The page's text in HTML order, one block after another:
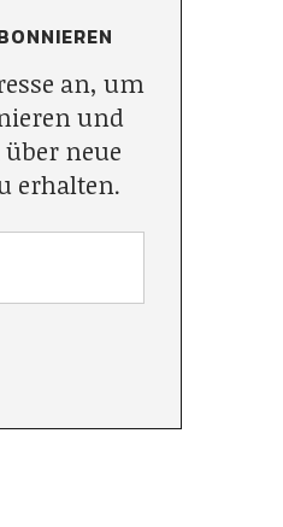
an, um
und
neue
erhalten.